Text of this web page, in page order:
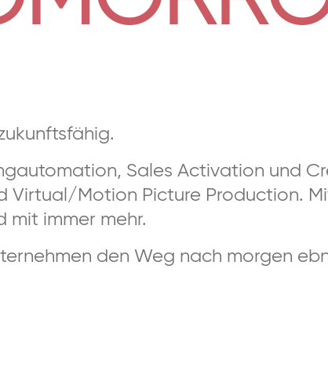
Sales Activation und
Virtual/Motion Picture Production.
mit immer mehr.
den Weg nach morgen